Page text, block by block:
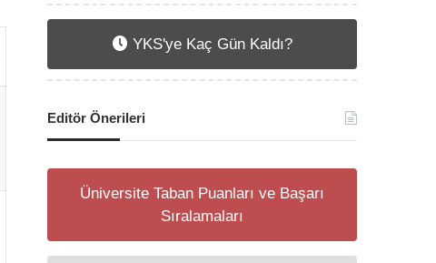
YKS'ye Kaç Gün Kaldı?
Editör Önerileri
Üniversite Taban Puanları ve Başarı
Sıralamaları